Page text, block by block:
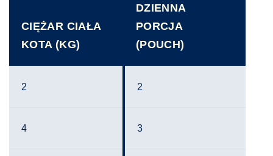
CIĘŻAR CIAŁA
KOTA (KG)
DZIENNA
PORCJA
(POUCH)
2 2
4 3